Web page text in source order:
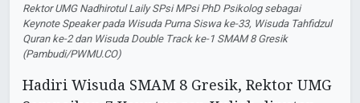
Rektor UMG Nadhirotul Laily SPsi MPsi PhD Psikolog sebagai
Keynote Speaker pada Wisuda Purna Siswa ke-33, Wisuda Tahfidzul
Quran ke-2 dan Wisuda Double Track ke-1 SMAM 8 Gresik
(Pambudi/PWMU.CO)
Hadiri Wisuda SMAM 8 Gresik, Rektor UMG